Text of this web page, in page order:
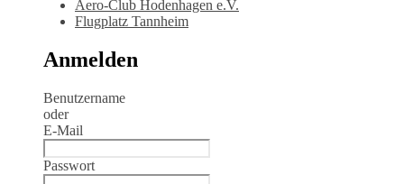
Aero-Club Hodenhagen e.V.
Flugplatz Tannheim
Anmelden
Benutzername
oder
E-Mail
Passwort